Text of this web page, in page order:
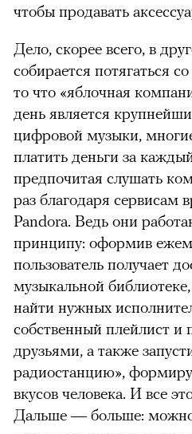
чтобы продавать
Дело, скорее всего, в
собирается потягаться
то что «яблочная
день является
цифровой музыки,
платить деньги за
предпочитая слушать
раз благодаря сервисам
Pandora. Ведь они
принципу: оформив
пользователь получает
музыкальной
найти нужных
собственный плейлист и
друзьями, а также
радиостанцию»,
вкусов человека. И все
Дальше — больше: